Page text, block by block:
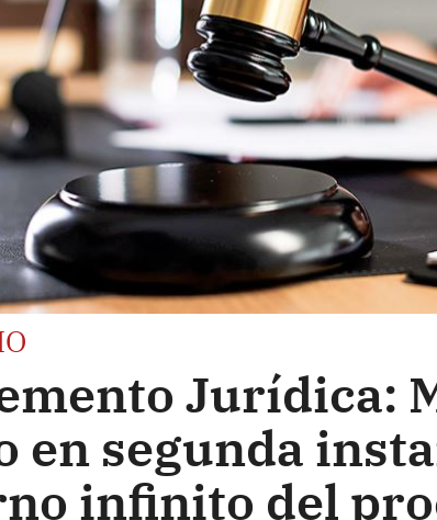
Jurídica:
en segunda
infinito del